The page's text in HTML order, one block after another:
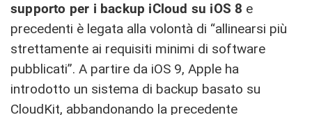
supporto per i backup iCloud su iOS 8 e
precedenti è legata alla volontà di “allinearsi più
strettamente ai requisiti minimi di software
pubblicati”. A partire da iOS 9, Apple ha
introdotto un sistema di backup basato su
CloudKit, abbandonando la precedente